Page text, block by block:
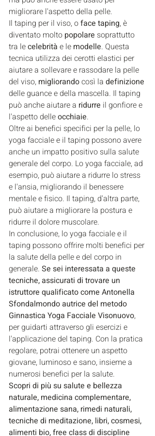
migliorare l'aspetto della pelle.
Il taping per il viso, o face taping, è
diventato molto popolare soprattutto
tra le celebrità e le modelle. Questa
tecnica utilizza dei cerotti elastici per
aiutare a sollevare e rassodare la pelle
del viso, migliorando così la definizione
delle guance e della mascella. Il taping
può anche aiutare a ridurre il gonfiore e
l'aspetto delle occhiaie.
Oltre ai benefici specifici per la pelle, lo
yoga facciale e il taping possono avere
anche un impatto positivo sulla salute
generale del corpo. Lo yoga facciale, ad
esempio, può aiutare a ridurre lo stress
e l'ansia, migliorando il benessere
mentale e fisico. Il taping, d'altra parte,
può aiutare a migliorare la postura e
ridurre il dolore muscolare.
In conclusione, lo yoga facciale e il
taping possono offrire molti benefici per
la salute della pelle e del corpo in
generale. Se sei interessata a queste
tecniche, assicurati di trovare un
istruttore qualificato come Antonella
Sfondalmondo autrice del metodo
Ginnastica Yoga Facciale Visonuovo,
per guidarti attraverso gli esercizi e
l'applicazione del taping. Con la pratica
regolare, potrai ottenere un aspetto
giovane, luminoso e sano, insieme a
numerosi benefici per la salute.
Scopri di più su salute e bellezza
naturale, medicina complementare,
alimentazione sana, rimedi naturali,
tecniche di meditazione, libri, cosmesi,
alimenti bio, free class di discipline